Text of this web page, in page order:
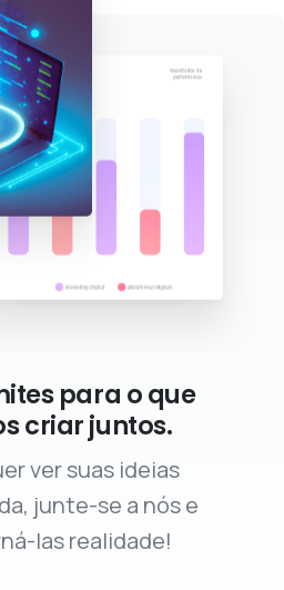
para o que
criar juntos.
ver suas ideias
junte-se a nós e
las realidade!